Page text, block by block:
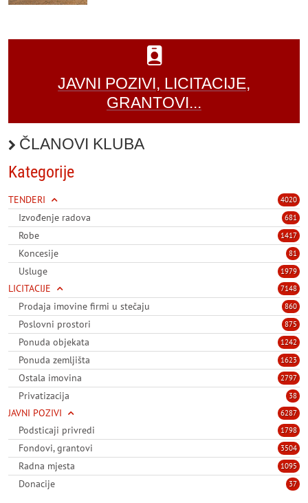
JAVNI POZIVI, LICITACIJE,
GRANTOVI...
ČLANOVI KLUBA
Kategorije
4020
TENDERI
681
Izvođenje radova
1417
Robe
81
Koncesije
1979
Usluge
7148
LICITACIJE
860
Prodaja imovine firmi u stečaju
875
Poslovni prostori
1242
Ponuda objekata
1623
Ponuda zemljišta
2797
Ostala imovina
38
Privatizacija
6287
JAVNI POZIVI
1798
Podsticaji privredi
3504
Fondovi, grantovi
1095
Radna mjesta
37
Donacije